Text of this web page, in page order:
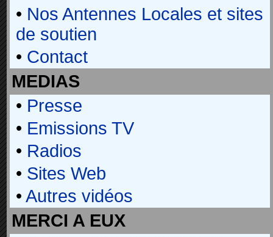
• Nos Antennes Locales et sites
de soutien
• Contact
MEDIAS
• Presse
• Emissions TV
• Radios
• Sites Web
• Autres vidéos
MERCI A EUX